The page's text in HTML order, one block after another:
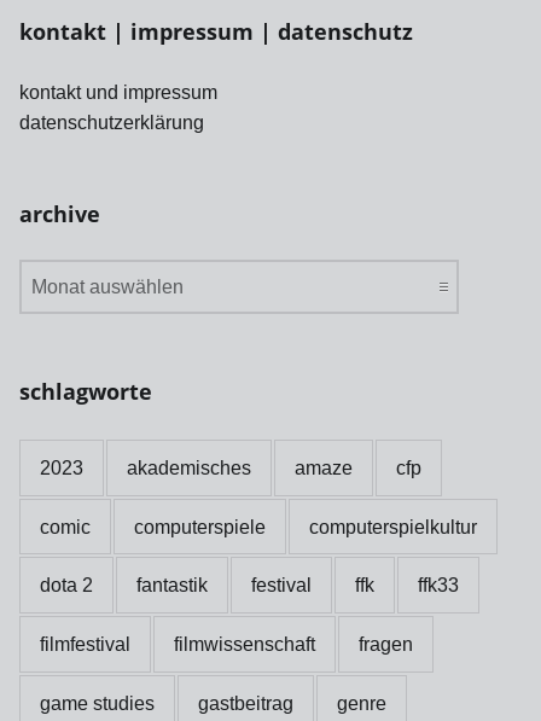
kontakt | impressum | datenschutz
kontakt und impressum
datenschutzerklärung
archive
archive
schlagworte
2023 akademisches amaze cfp
comic computerspiele computerspielkultur
dota 2 fantastik festival ffk ffk33
filmfestival filmwissenschaft fragen
game studies gastbeitrag genre